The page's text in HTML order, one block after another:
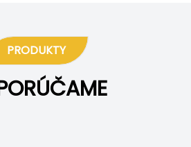
PRODUKTY